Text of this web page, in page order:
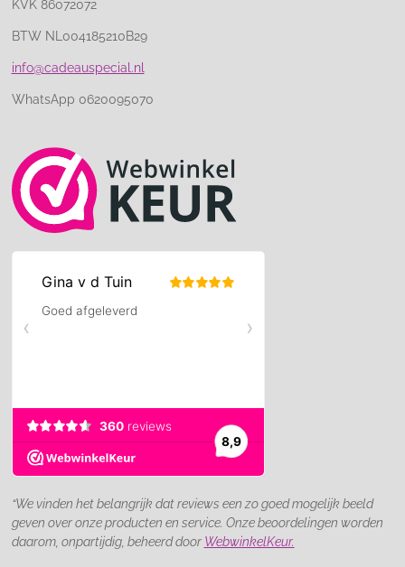
KVK 86072072
BTW NL004185210B29
info@cadeauspecial.nl
WhatsApp 0620095070
“We vinden het belangrijk dat reviews een zo goed mogelijk beeld
geven over onze producten en service. Onze beoordelingen worden
daarom, onpartijdig, beheerd door WebwinkelKeur.